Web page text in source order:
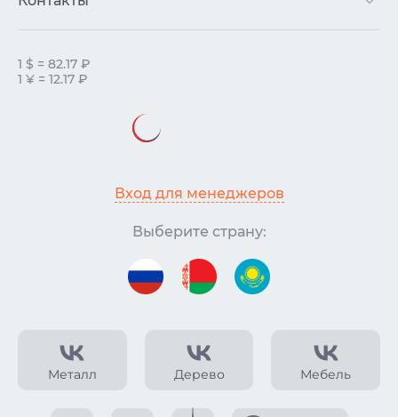
Металл Дерево Мебель
1 $ = 82.17 ₽
1 ¥ = 12.17 ₽
Вход для менеджеров
Выберите страну: